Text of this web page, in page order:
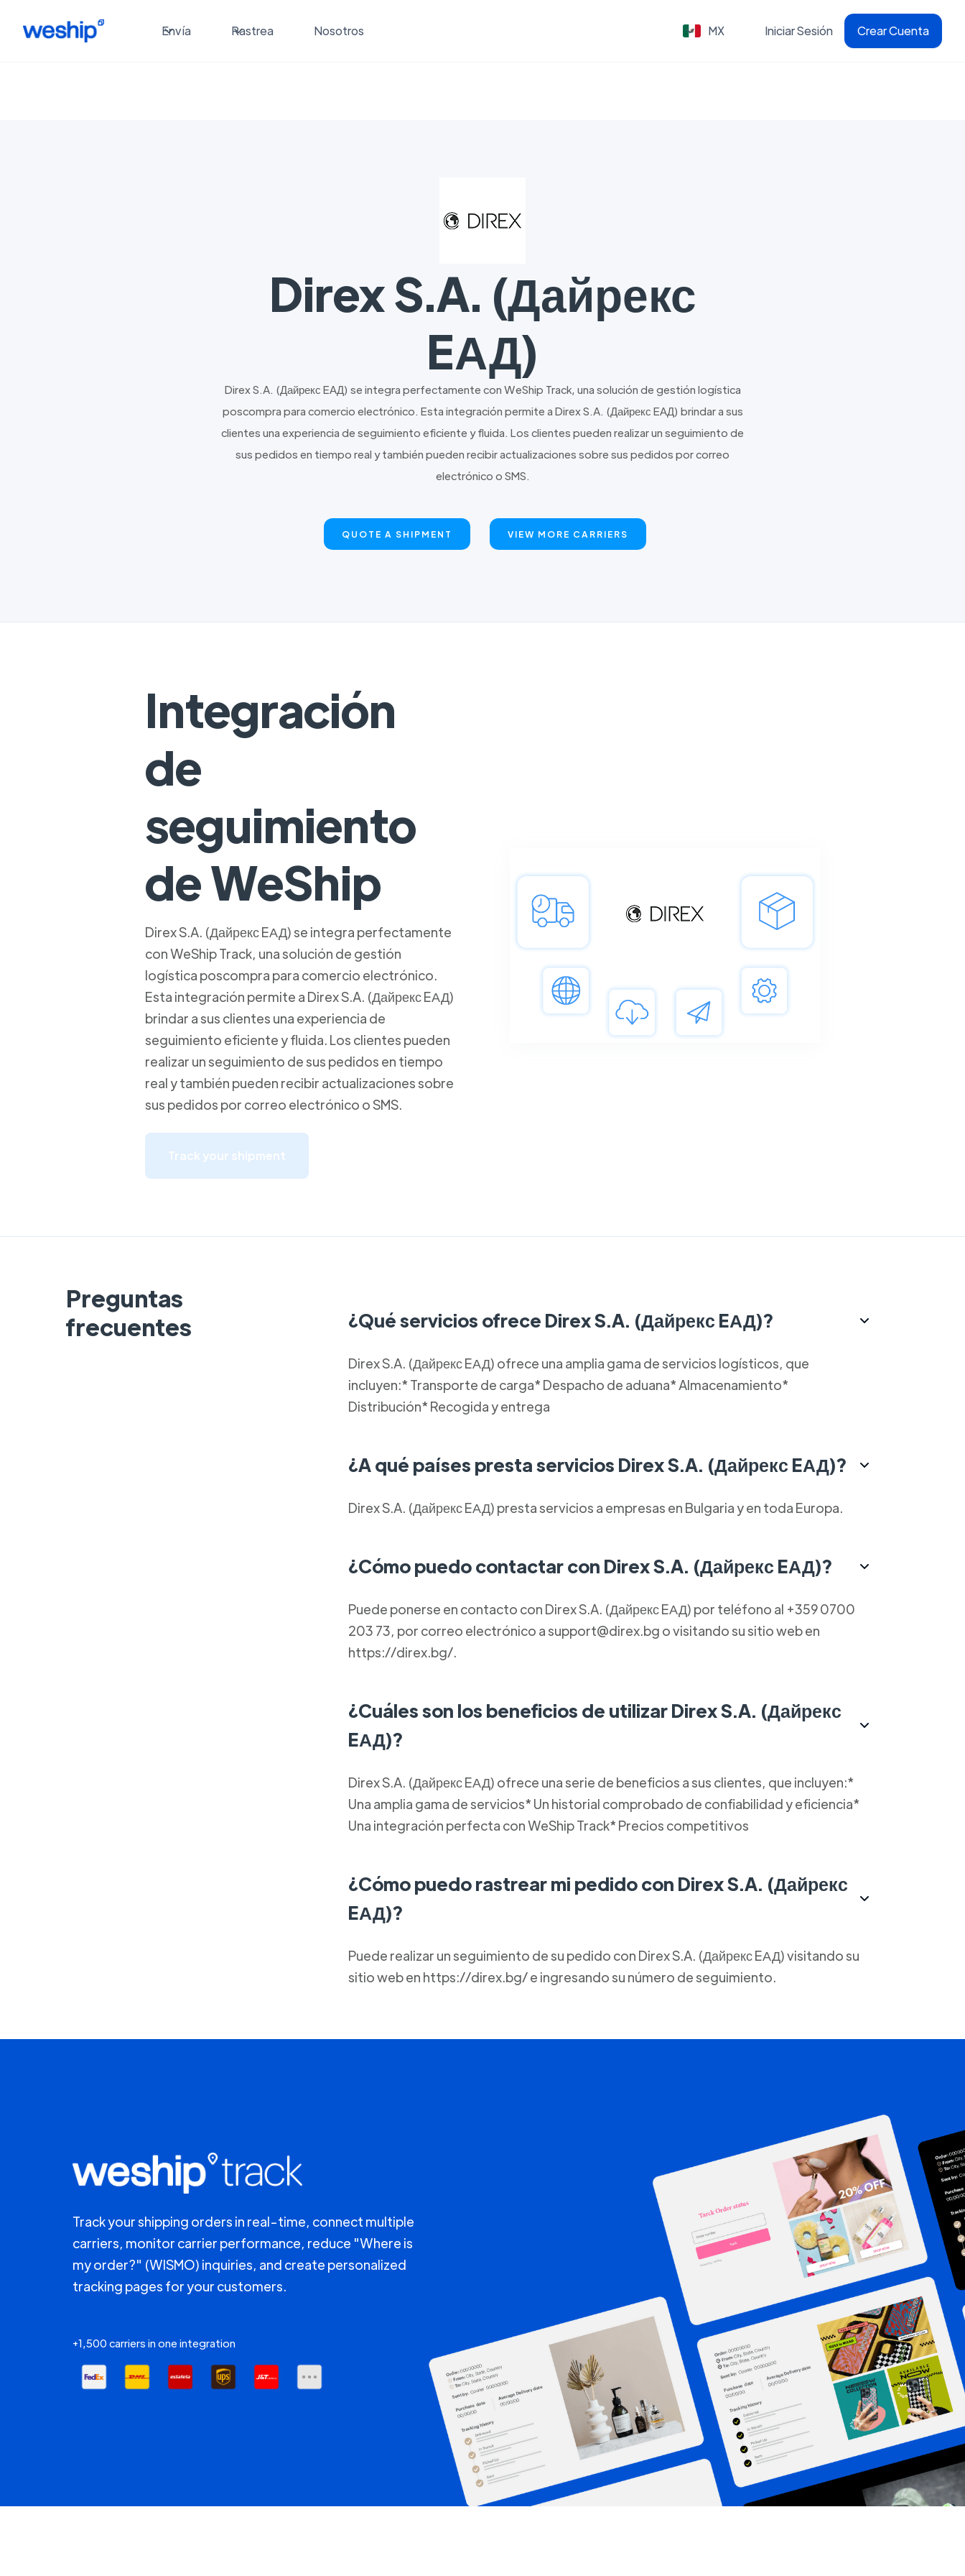
Envía Rastrea Nosotros MX Iniciar Sesión Crear Cuenta
Direx S.A. (Дайрекс
EАД)
Direx S.A. (Дайрекс EАД) se integra perfectamente con WeShip Track, una solución de gestión logística
poscompra para comercio electrónico. Esta integración permite a Direx S.A. (Дайрекс EАД) brindar a sus
clientes una experiencia de seguimiento eficiente y fluida. Los clientes pueden realizar un seguimiento de
sus pedidos en tiempo real y también pueden recibir actualizaciones sobre sus pedidos por correo
electrónico o SMS.
QUOTE A SHIPMENT VIEW MORE CARRIERS
Integración
de
seguimiento
de WeShip
Direx S.A. (Дайрекс EАД) se integra perfectamente
con WeShip Track, una solución de gestión
logística poscompra para comercio electrónico.
Esta integración permite a Direx S.A. (Дайрекс EАД)
brindar a sus clientes una experiencia de
seguimiento eficiente y fluida. Los clientes pueden
realizar un seguimiento de sus pedidos en tiempo
real y también pueden recibir actualizaciones sobre
sus pedidos por correo electrónico o SMS.
Track your shipment
Preguntas
frecuentes
¿Qué servicios ofrece Direx S.A. (Дайрекс EАД)?
Direx S.A. (Дайрекс EАД) ofrece una amplia gama de servicios logísticos, que
incluyen:* Transporte de carga* Despacho de aduana* Almacenamiento*
Distribución* Recogida y entrega
¿A qué países presta servicios Direx S.A. (Дайрекс EАД)?
Direx S.A. (Дайрекс EАД) presta servicios a empresas en Bulgaria y en toda Europa.
¿Cómo puedo contactar con Direx S.A. (Дайрекс EАД)?
Puede ponerse en contacto con Direx S.A. (Дайрекс EАД) por teléfono al +359 0700
203 73, por correo electrónico a support@direx.bg o visitando su sitio web en
https://direx.bg/.
¿Cuáles son los beneficios de utilizar Direx S.A. (Дайрекс
EАД)?
Direx S.A. (Дайрекс EАД) ofrece una serie de beneficios a sus clientes, que incluyen:*
Una amplia gama de servicios* Un historial comprobado de confiabilidad y eficiencia*
Una integración perfecta con WeShip Track* Precios competitivos
¿Cómo puedo rastrear mi pedido con Direx S.A. (Дайрекс
EАД)?
Puede realizar un seguimiento de su pedido con Direx S.A. (Дайрекс EАД) visitando su
sitio web en https://direx.bg/ e ingresando su número de seguimiento.
Track your shipping orders in real-time, connect multiple
carriers, monitor carrier performance, reduce "Where is
my order?" (WISMO) inquiries, and create personalized
tracking pages for your customers.
+1,500 carriers in one integration